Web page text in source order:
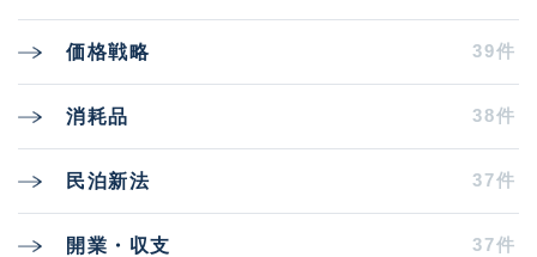
価格戦略 39件
消耗品 38件
民泊新法 37件
開業・収支 37件